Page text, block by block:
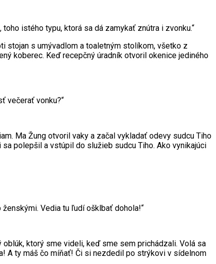
toho istého typu, ktorá sa dá zamykať znútra i zvonku.“
stojan s umývadlom a toaletným stolíkom, všetko z
koberec. Keď recepčný úradník otvoril okenice jediného
večerať vonku?“
Ma Žung otvoril vaky a začal vykladať odevy sudcu Tiho
polepšil a vstúpil do služieb sudcu Tiho. Ako vynikajúci
Vedia tu ľudí ošklbať dohola!“
ktorý sme videli, keď sme sem prichádzali. Volá sa
A ty máš čo míňať! Či si nezdedil po strýkovi v sídelnom